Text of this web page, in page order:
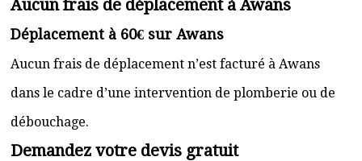
Aucun frais de déplacement à Awans
Déplacement à 60€ sur Awans
Aucun frais de déplacement n’est facturé à Awans
dans le cadre d’une intervention de plomberie ou de
débouchage.
Demandez votre devis gratuit